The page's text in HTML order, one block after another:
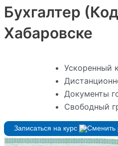
Бухгалтер
Хабаровске
Ускоренный
Документы
Свободный
Записаться на курс